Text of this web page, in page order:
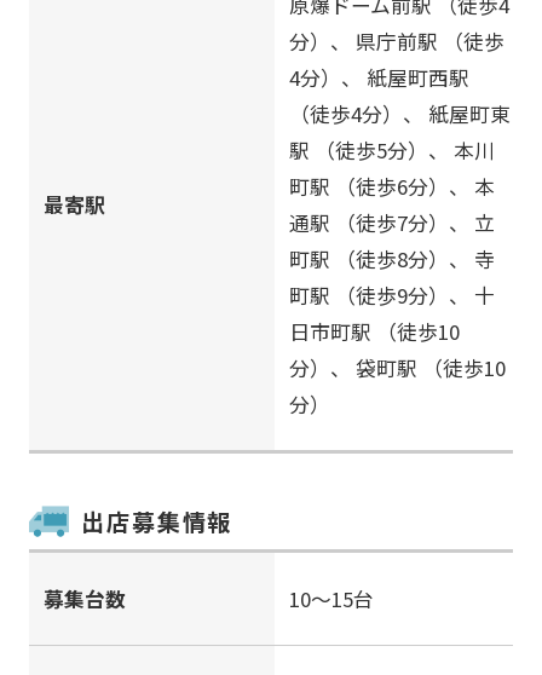
最寄駅
分）、 県庁前駅
（徒歩
4分）、 紙屋町西駅
（徒歩4分）、 紙屋町東
駅
（徒歩5分）、 本川
町駅
（徒歩6分）、 本
通駅
（徒歩7分）、 立
町駅
（徒歩8分）、 寺
町駅
（徒歩9分）、 十
日市町駅
（徒歩10
分）、 袋町駅
（徒歩10
分）
出店募集情報
募集台数 10～15台